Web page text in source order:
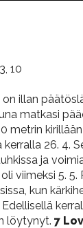
10
on illan
matkasi
metrin
26. 4.
ja
oli viimeksi 5. 5.
kun
löytynyt. 7